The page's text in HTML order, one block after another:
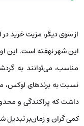
از سوی دیگر، مزیت خرید
این شهر نهفته است. این
مناسب، می‌توانند به
نسبت به برندهای لوکس،
داشت که پراکندگی و
کمی گران و زمان‌بر تبدیل